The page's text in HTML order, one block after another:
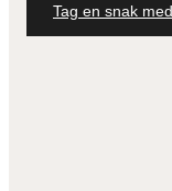
Tag en snak